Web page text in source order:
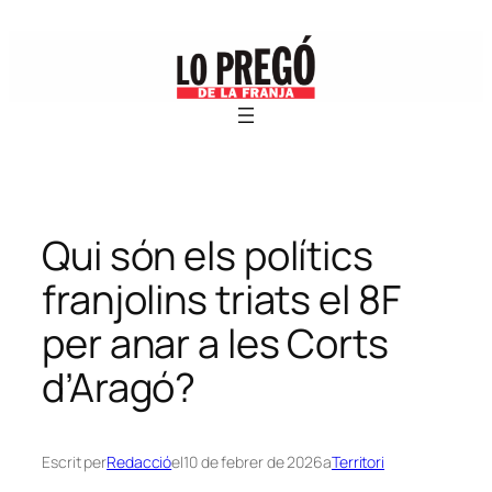
Qui són els polítics
franjolins triats el 8F
per anar a les Corts
d’Aragó?
Escrit perRedaccióel10 de febrer de 2026aTerritori